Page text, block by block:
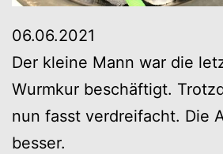
06.06.2021
Der kleine Mann war die
Wurmkur beschäftigt.
nun fasst verdreifacht. Die
besser.